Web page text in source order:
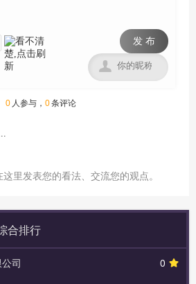
发 布

0 人参与， 0条评论
里发表您的看法、交流您的观点。
合排行
0
司